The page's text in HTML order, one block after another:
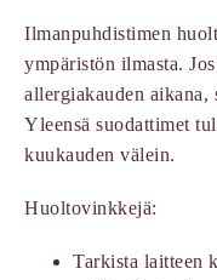
Ilmanpuhdistimen
ympäristön ilmasta.
allergiakauden aikana,
Yleensä suodattimet
kuukauden välein.
Huoltovinkkejä:
Tarkista laitteen